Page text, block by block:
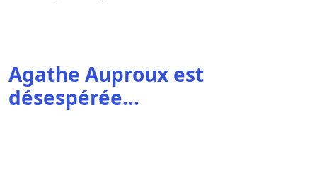
Agathe Auproux est
désespérée…